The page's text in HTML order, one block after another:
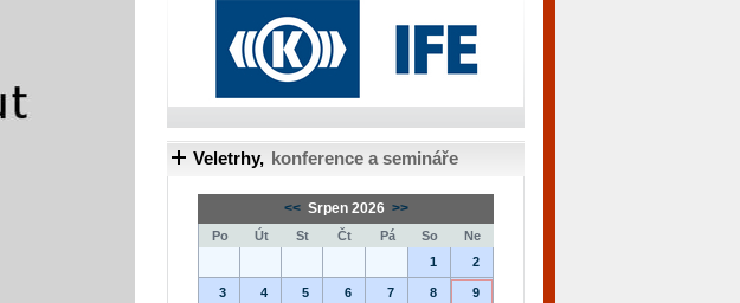
Veletrhy, konference a semináře
<< Srpen 2026 >>
Po Út St Čt Pá So
Ne
1
2
3 4 5 6 7 8 9